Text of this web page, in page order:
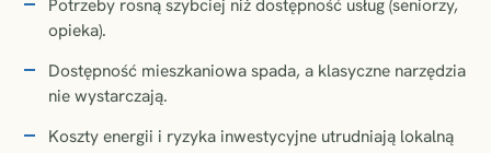
Potrzeby rosną szybciej niż dostępność usług (seniorzy,
opieka).
Dostępność mieszkaniowa spada, a klasyczne narzędzia
nie wystarczają.
Koszty energii i ryzyka inwestycyjne utrudniają lokalną